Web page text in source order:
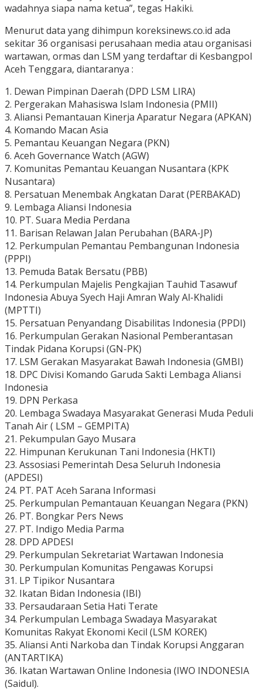
wadahnya siapa nama ketua”, tegas Hakiki.
Menurut data yang dihimpun koreksinews.co.id ada
sekitar 36 organisasi perusahaan media atau organisasi
wartawan, ormas dan LSM yang terdaftar di Kesbangpol
Aceh Tenggara, diantaranya :
1. Dewan Pimpinan Daerah (DPD LSM LIRA)
2. Pergerakan Mahasiswa Islam Indonesia (PMII)
3. Aliansi Pemantauan Kinerja Aparatur Negara (APKAN)
4. Komando Macan Asia
5. Pemantau Keuangan Negara (PKN)
6. Aceh Governance Watch (AGW)
7. Komunitas Pemantau Keuangan Nusantara (KPK
Nusantara)
8. Persatuan Menembak Angkatan Darat (PERBAKAD)
9. Lembaga Aliansi Indonesia
10. PT. Suara Media Perdana
11. Barisan Relawan Jalan Perubahan (BARA-JP)
12. Perkumpulan Pemantau Pembangunan Indonesia
(PPPI)
13. Pemuda Batak Bersatu (PBB)
14. Perkumpulan Majelis Pengkajian Tauhid Tasawuf
Indonesia Abuya Syech Haji Amran Waly Al-Khalidi
(MPTTI)
15. Persatuan Penyandang Disabilitas Indonesia (PPDI)
16. Perkumpulan Gerakan Nasional Pemberantasan
Tindak Pidana Korupsi (GN-PK)
17. LSM Gerakan Masyarakat Bawah Indonesia (GMBI)
18. DPC Divisi Komando Garuda Sakti Lembaga Aliansi
Indonesia
19. DPN Perkasa
20. Lembaga Swadaya Masyarakat Generasi Muda Peduli
Tanah Air ( LSM – GEMPITA)
21. Pekumpulan Gayo Musara
22. Himpunan Kerukunan Tani Indonesia (HKTI)
23. Assosiasi Pemerintah Desa Seluruh Indonesia
(APDESI)
24. PT. PAT Aceh Sarana Informasi
25. Perkumpulan Pemantauan Keuangan Negara (PKN)
26. PT. Bongkar Pers News
27. PT. Indigo Media Parma
28. DPD APDESI
29. Perkumpulan Sekretariat Wartawan Indonesia
30. Perkumpulan Komunitas Pengawas Korupsi
31. LP Tipikor Nusantara
32. Ikatan Bidan Indonesia (IBI)
33. Persaudaraan Setia Hati Terate
34. Perkumpulan Lembaga Swadaya Masyarakat
Komunitas Rakyat Ekonomi Kecil (LSM KOREK)
35. Aliansi Anti Narkoba dan Tindak Korupsi Anggaran
(ANTARTIKA)
36. Ikatan Wartawan Online Indonesia (IWO INDONESIA
(Saidul).